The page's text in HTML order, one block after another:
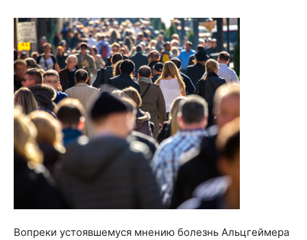
Вопреки устоявшемуся мнению болезнь Альцгеймера